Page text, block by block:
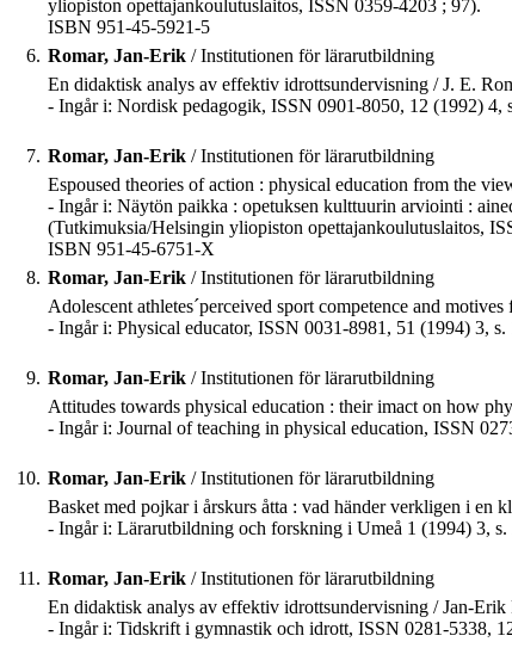
yliopiston opettajankoulutuslaitos, ISSN 0359-4203 ; 97).
ISBN 951-45-5921-5
6. Romar, Jan-Erik / Institutionen för lärarutbildning
En didaktisk analys av effektiv idrottsundervisning / J. E.
- Ingår i: Nordisk pedagogik, ISSN 0901-8050, 12 (1992) 4,
7. Romar, Jan-Erik / Institutionen för lärarutbildning
Espoused theories of action : physical education from the
- Ingår i: Näytön paikka : opetuksen kulttuurin arviointi :
(Tutkimuksia/Helsingin yliopiston opettajankoulutuslaitos,
ISBN 951-45-6751-X
8. Romar, Jan-Erik / Institutionen för lärarutbildning
Adolescent athletes´perceived sport competence and
- Ingår i: Physical educator, ISSN 0031-8981, 51 (1994) 3, s.
9. Romar, Jan-Erik / Institutionen för lärarutbildning
Attitudes towards physical education : their imact on how
- Ingår i: Journal of teaching in physical education, ISSN
10. Romar, Jan-Erik / Institutionen för lärarutbildning
Basket med pojkar i årskurs åtta : vad händer verkligen i en
- Ingår i: Lärarutbildning och forskning i Umeå 1 (1994) 3, s.
11. Romar, Jan-Erik / Institutionen för lärarutbildning
En didaktisk analys av effektiv idrottsundervisning / Jan-Erik
- Ingår i: Tidskrift i gymnastik och idrott, ISSN 0281-5338,